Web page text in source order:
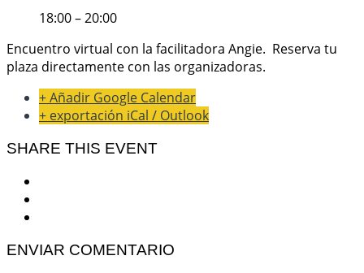
18:00 – 20:00
Encuentro virtual con la facilitadora Angie. Reserva tu
plaza directamente con las organizadoras.
+ Añadir Google Calendar
+ exportación iCal / Outlook
SHARE THIS EVENT
ENVIAR COMENTARIO